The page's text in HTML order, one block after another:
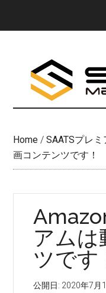
Home / SAATSプレミ
画コンテンツです！
アムは
ツです
公開日: 2020年7月